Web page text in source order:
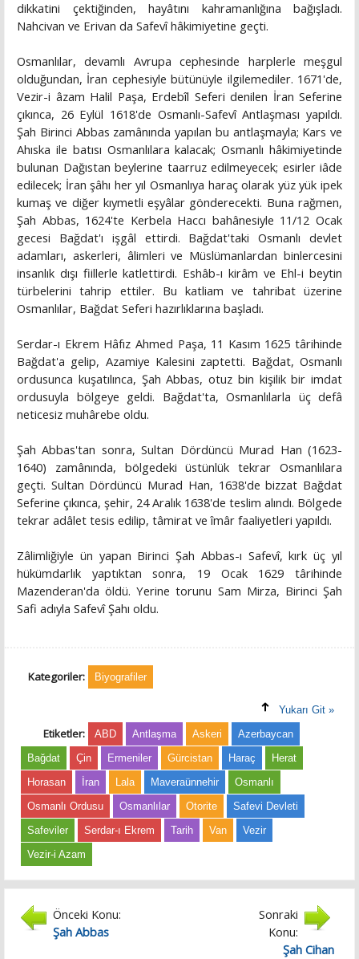
dikkatini çektiğinden, hayâtını kahramanlığına bağışladı.
Nahcivan ve Erivan da Safevî hâkimiyetine geçti.
Osmanlılar, devamlı Avrupa cephesinde harplerle meşgul
olduğundan, İran cephesiyle bütünüyle ilgilemediler. 1671'de,
Vezir-i âzam Halil Paşa, Erdebîl Seferi denilen İran Seferine
çıkınca, 26 Eylül 1618'de Osmanlı-Safevî Antlaşması yapıldı.
Şah Birinci Abbas zamânında yapılan bu antlaşmayla; Kars ve
Ahıska ile batısı Osmanlılara kalacak; Osmanlı hâkimiyetinde
bulunan Dağıstan beylerine taarruz edilmeyecek; esirler iâde
edilecek; İran şâhı her yıl Osmanlıya haraç olarak yüz yük ipek
kumaş ve diğer kıymetli eşyâlar gönderecekti. Buna rağmen,
Şah Abbas, 1624'te Kerbela Haccı bahânesiyle 11/12 Ocak
gecesi Bağdat'ı işgâl ettirdi. Bağdat'taki Osmanlı devlet
adamları, askerleri, âlimleri ve Müslümanlardan binlercesini
insanlık dışı fiillerle katlettirdi. Eshâb-ı kirâm ve Ehl-i beytin
türbelerini tahrip ettiler. Bu katliam ve tahribat üzerine
Osmanlılar, Bağdat Seferi hazırlıklarına başladı.
Serdar-ı Ekrem Hâfız Ahmed Paşa, 11 Kasım 1625 târihinde
Bağdat'a gelip, Azamiye Kalesini zaptetti. Bağdat, Osmanlı
ordusunca kuşatılınca, Şah Abbas, otuz bin kişilik bir imdat
ordusuyla bölgeye geldi. Bağdat'ta, Osmanlılarla üç defâ
neticesiz muhârebe oldu.
Şah Abbas'tan sonra, Sultan Dördüncü Murad Han (1623-
1640) zamânında, bölgedeki üstünlük tekrar Osmanlılara
geçti. Sultan Dördüncü Murad Han, 1638'de bizzat Bağdat
Seferine çıkınca, şehir, 24 Aralık 1638'de teslim alındı. Bölgede
tekrar adâlet tesis edilip, tâmirat ve îmâr faaliyetleri yapıldı.
Zâlimliğiyle ün yapan Birinci Şah Abbas-ı Safevî, kırk üç yıl
hükümdarlık yaptıktan sonra, 19 Ocak 1629 târihinde
Mazenderan'da öldü. Yerine torunu Sam Mirza, Birinci Şah
Safi adıyla Safevî Şahı oldu.
Kategoriler: Biyografiler
Yukarı Git »
Etiketler: ABD Antlaşma Askeri
Azerbaycan
Bağdat
Çin Ermeniler Gürcistan Haraç
Herat
Horasan
İran Lala Maveraünnehir
Osmanlı
Osmanlı Ordusu
Osmanlılar Otorite
Safevi Devleti
Safeviler
Serdar-ı Ekrem Tarih Van
Vezir
Vezir-i Azam
Önceki Konu:
Şah Abbas
Sonraki
Konu:
Şah Cihan